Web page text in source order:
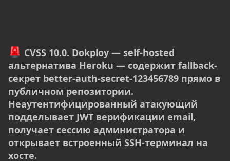
CVSS 10.0. Dokploy — self-hosted
альтернатива Heroku — содержит fallback-
секрет better-auth-secret-123456789 прямо в
публичном репозитории.
Неаутентифицированный атакующий
подделывает JWT верификации email,
получает сессию администратора и
открывает встроенный SSH-терминал на
хосте.